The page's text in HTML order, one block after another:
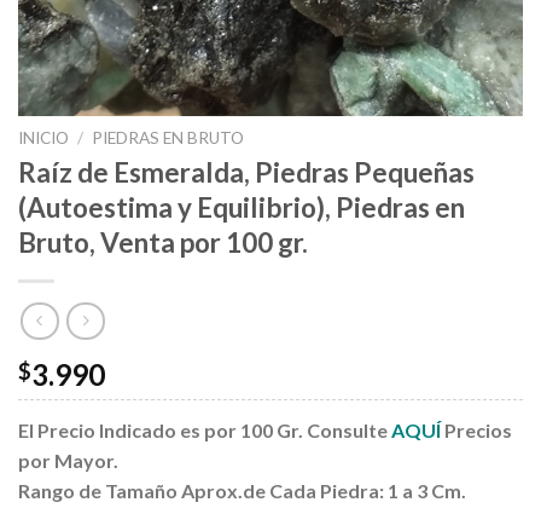
INICIO / PIEDRAS EN BRUTO
Raíz de Esmeralda, Piedras Pequeñas
(Autoestima y Equilibrio), Piedras en
Bruto, Venta por 100 gr.
$3.990
El Precio Indicado es por 100 Gr. ConsulteAQUÍPrecios
por Mayor.
Rango de Tamaño Aprox.de Cada Piedra: 1 a 3 Cm.